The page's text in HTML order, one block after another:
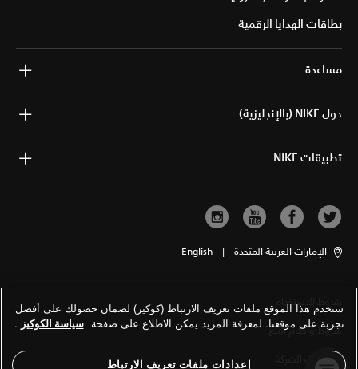
بطاقات الهدايا الرقمية
مساعدة
حول NIKE (بالإنجليزية)
تطبيقات NIKE
الإمارات العربية المتحدة |
English
شروط الاستخدام
شروط وأحكام البيع
معلومات الشركة
ستخدم هذا الموقع ملفات تعريف الارتباط (كوكيز) لضمان حصولك على أفضل
تجربة على موقعنا. لمعرفة المزيد يمكن الاطلاع على صفحة سياسة الكوكيز .
إعدادات ملفات تعريف الارتباط